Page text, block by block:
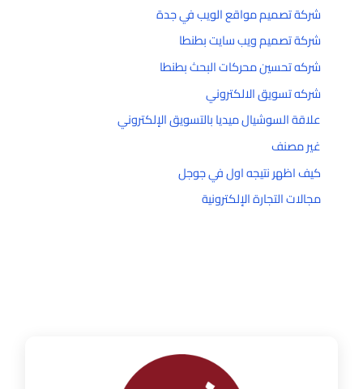
شركة تصميم مواقع الويب في جدة
شركة تصميم ويب سايت بطنطا
شركه تحسين محركات البحث بطنطا
شركه تسويق الالكتروني
علاقة السوشيال ميديا بالتسويق الإلكتروني
غير مصنف
كيف اظهر نتيجه اول في جوجل
مجالات التجارة الإلكترونية